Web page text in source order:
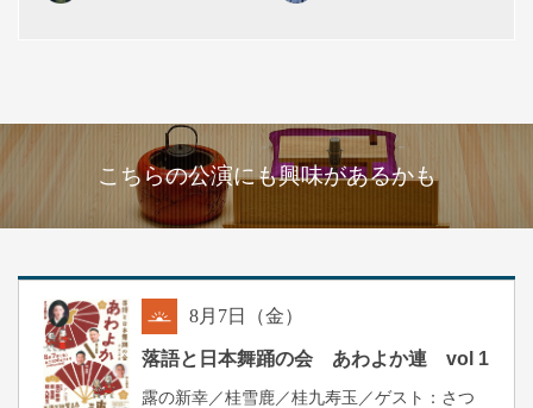
こちらの公演にも興味があるかも
8月 7日（金）
落語と日本舞踊の会 あわよか連 vol 1
露の新幸／桂雪鹿／桂九寿玉／ゲスト：さつ